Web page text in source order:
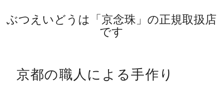
ぶつえいどうは「京念珠」の正規取扱店
です
京都の職人による手作り